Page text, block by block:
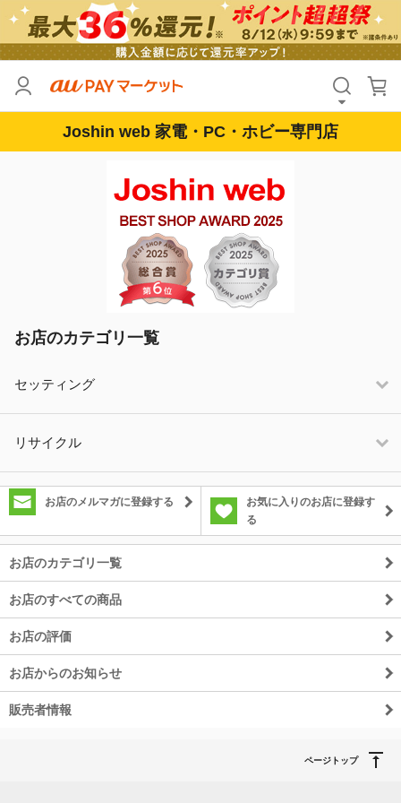
Joshin web 家電・PC・ホビー専門店
お店のカテゴリ一覧
セッティング
リサイクル
お店のメルマガに登録する
お気に入りのお店に登録す
る
お店のカテゴリ一覧
お店のすべての商品
お店の評価
お店からのお知らせ
販売者情報
ページトップ